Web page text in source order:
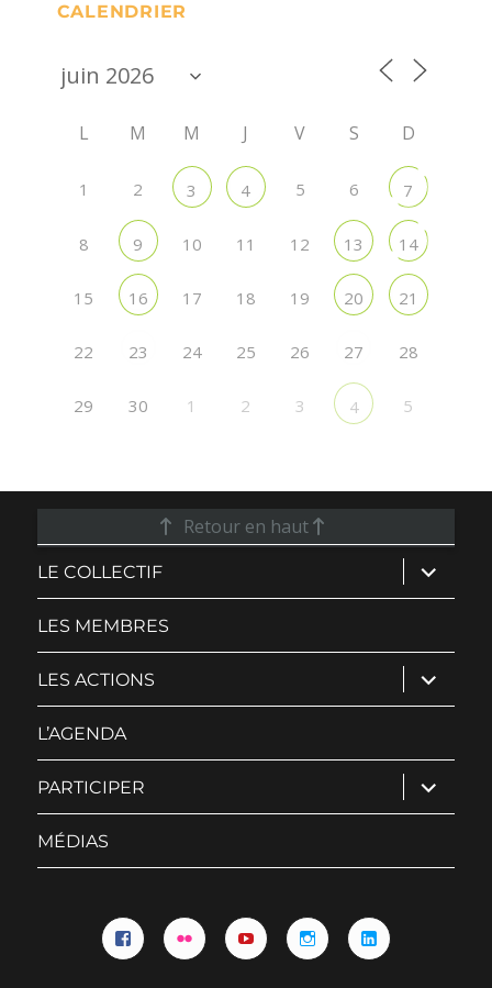
CALENDRIER
L M M J V S D
1 2 3 4 5 6 7
8 9 10 11 12 13 14
15 16 17 18 19 20 21
22 23 24 25 26 27 28
29 30 1 2 3 4 5
Retour en haut
LE COLLECTIF ouvrir
le
sous-
LES MEMBRES
LES ACTIONS ouvrir
le
sous-
L’AGENDA
PARTICIPER ouvrir
le
sous-
MÉDIAS